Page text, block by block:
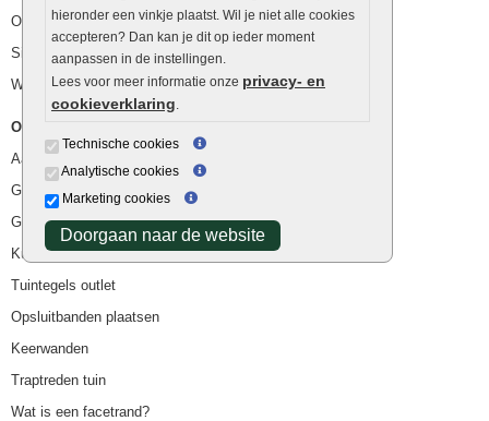
hieronder een vinkje plaatst. Wil je niet alle cookies
accepteren? Dan kan je dit op ieder moment
aanpassen in de instellingen.
Lees voor meer informatie onze privacy- en
cookieverklaring.
Technische cookies
Analytische cookies
Marketing cookies
Doorgaan naar de website
Ophoogzand
Siergrind en siersplit
Waterafvoer
Overig
Aanbiedingen
Goedkope bestrating
Goedkope tuintegels
Kunstgras
Tuintegels outlet
Opsluitbanden plaatsen
Keerwanden
Traptreden tuin
Wat is een facetrand?